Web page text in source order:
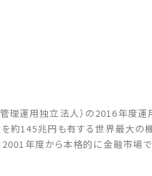
理運用独立法人）の2016年度
を約145兆円も有する世界最大の
2001年度から本格的に金融市場